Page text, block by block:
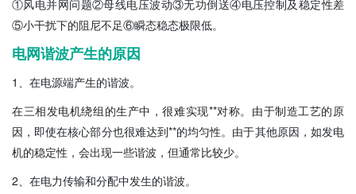
①风电并网问题②母线电压波动③无功倒送④电压控制及稳定性差
⑤小干扰下的阻尼不足⑥瞬态稳态极限低。
电网谐波产生的原因
1、在电源端产生的谐波。
在三相发电机绕组的生产中，很难实现**对称。由于制造工艺的原
因，即使在核心部分也很难达到**的均匀性。由于其他原因，如发电
机的稳定性，会出现一些谐波，但通常比较少。
2、在电力传输和分配中发生的谐波。